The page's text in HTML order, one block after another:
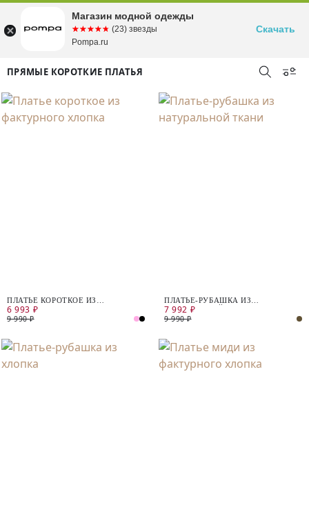
ПРЯМЫЕ КОРОТКИЕ ПЛАТЬЯ
ПЛАТЬЕ КОРОТКОЕ ИЗ
ФАКТУРНОГО ХЛОПКА
6 993 ₽
9 990 ₽
ПЛАТЬЕ-РУБАШКА ИЗ
НАТУРАЛЬНОЙ ТКАНИ
7 992 ₽
9 990 ₽
Магазин модной одежды
☆☆☆☆☆
★★★★★ (23) звезды
Pompa.ru
Скачать